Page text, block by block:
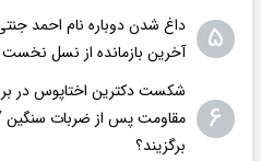
۵
آخرین بازمانده از نسل نخست
۶
شکست دکترین اختاپوس در
مقاومت پس از ضربات سنگین /
برگزیند؟